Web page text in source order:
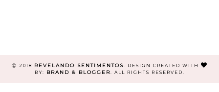
Ⓒ 2018 REVELANDO SENTIMENTOS.
DESIGN CREATED WITH
BY:
BRAND & BLOGGER. ALL RIGHTS RESERVED.